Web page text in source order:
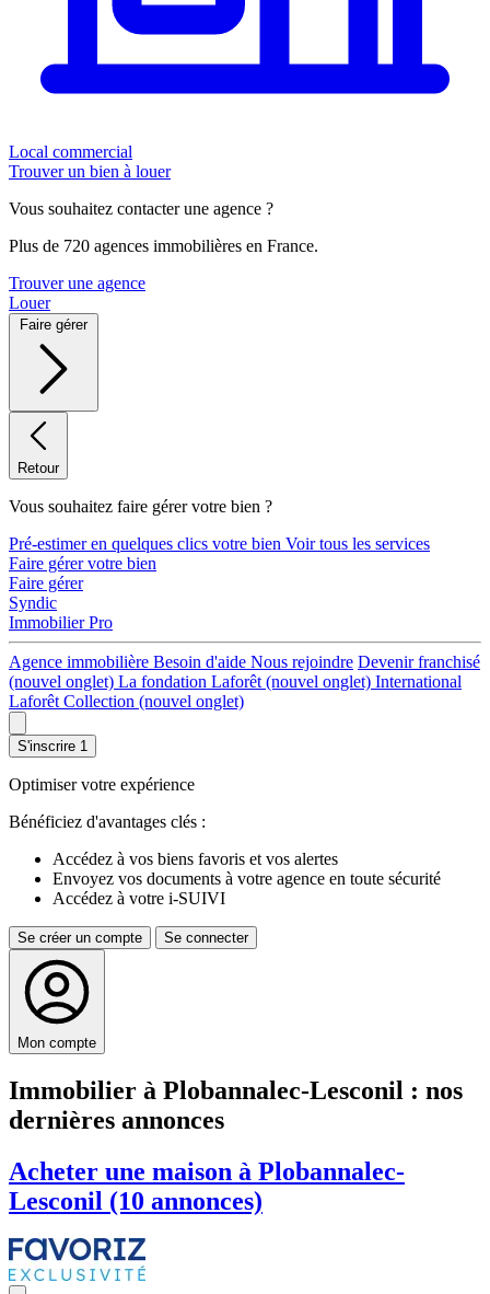
Local commercial
Trouver un bien à louer
Vous souhaitez contacter une agence ?
Plus de 720 agences immobilières en France.
Trouver une agence
Louer
Faire gérer
Retour
Vous souhaitez faire gérer votre bien ?
Pré-estimer en quelques clics votre bien Voir tous les services
Faire gérer votre bien
Faire gérer
Syndic
Immobilier Pro
Agence immobilière Besoin d'aide Nous rejoindre Devenir franchisé
(nouvel onglet) La fondation Laforêt (nouvel onglet) International
Laforêt Collection (nouvel onglet)
S'inscrire 1
Optimiser votre expérience
Bénéficiez d'avantages clés :
Accédez à vos biens favoris et vos alertes
Envoyez vos documents à votre agence en toute sécurité
Accédez à votre i-SUIVI
Se créer un compte Se connecter
Mon compte
Immobilier à Plobannalec-Lesconil : nos
dernières annonces
Acheter une maison à Plobannalec-
Lesconil (10 annonces)